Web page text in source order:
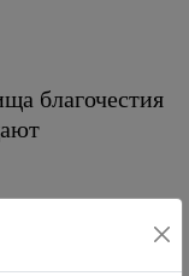
благочестия